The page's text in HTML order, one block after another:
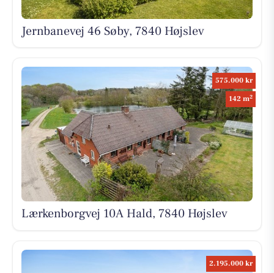
Jernbanevej 46 Søby, 7840 Højslev
575.000 kr
142 m2
Lærkenborgvej 10A Hald, 7840 Højslev
2.195.000 kr